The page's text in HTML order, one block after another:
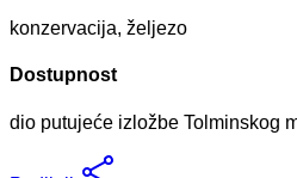
konzervacija, željezo
Dostupnost
dio putujeće izložbe Tolminskog